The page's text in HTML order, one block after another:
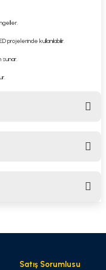
projelerinde kullanılabilir.
sunar.
Satış Sorumlusu